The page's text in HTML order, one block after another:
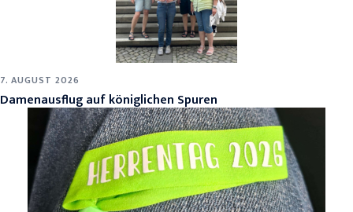
7. AUGUST 2026
Damenausflug auf königlichen Spuren